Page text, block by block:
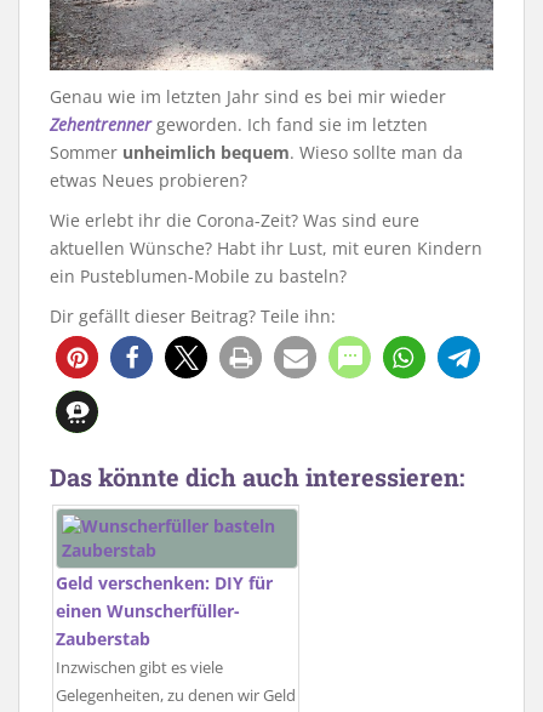
Genau wie im letzten Jahr sind es bei mir wieder
Zehentrennergeworden. Ich fand sie im letzten
Sommer unheimlich bequem. Wieso sollte man da
etwas Neues probieren?
Wie erlebt ihr die Corona-Zeit? Was sind eure
aktuellen Wünsche? Habt ihr Lust, mit euren Kindern
ein Pusteblumen-Mobile zu basteln?
Dir gefällt dieser Beitrag? Teile ihn:
631 17
Das könnte dich auch interessieren:
Geld verschenken: DIY für
einen Wunscherfüller-
Zauberstab
Inzwischen gibt es viele
Gelegenheiten, zu denen wir Geld